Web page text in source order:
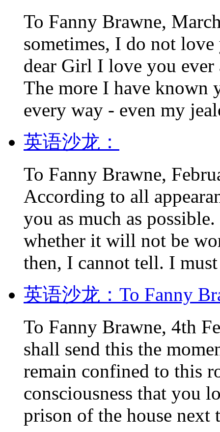
To Fanny Brawne,
sometimes, I do not
dear Girl I love you ever
The more I have known
every way - even my
英语沙龙：
To Fanny Brawne,
According to all
you as much as
whether it will not be
then, I cannot tell. I
英语沙龙：To Fanny
To Fanny Brawne, 4th
shall send this the
remain confined to this
consciousness that you
prison of the house next